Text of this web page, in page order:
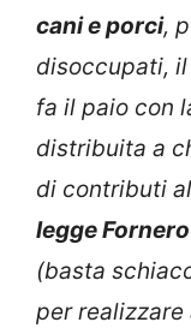
cani e porci,
disoccupati, il
fa il paio con
distribuita a
di contributi
legge Fornero
(basta
per